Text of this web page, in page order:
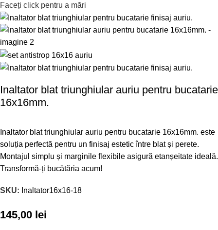
Faceți click pentru a mări
Inaltator blat triunghiular auriu pentru bucatarie
16x16mm.
Inaltator blat triunghiular auriu pentru bucatarie 16x16mm. este
soluția perfectă pentru un finisaj estetic între blat și perete.
Montajul simplu și marginile flexibile asigură etanșeitate ideală.
Transformă-ți bucătăria acum!
SKU: Inaltator16x16-18
145,00 lei